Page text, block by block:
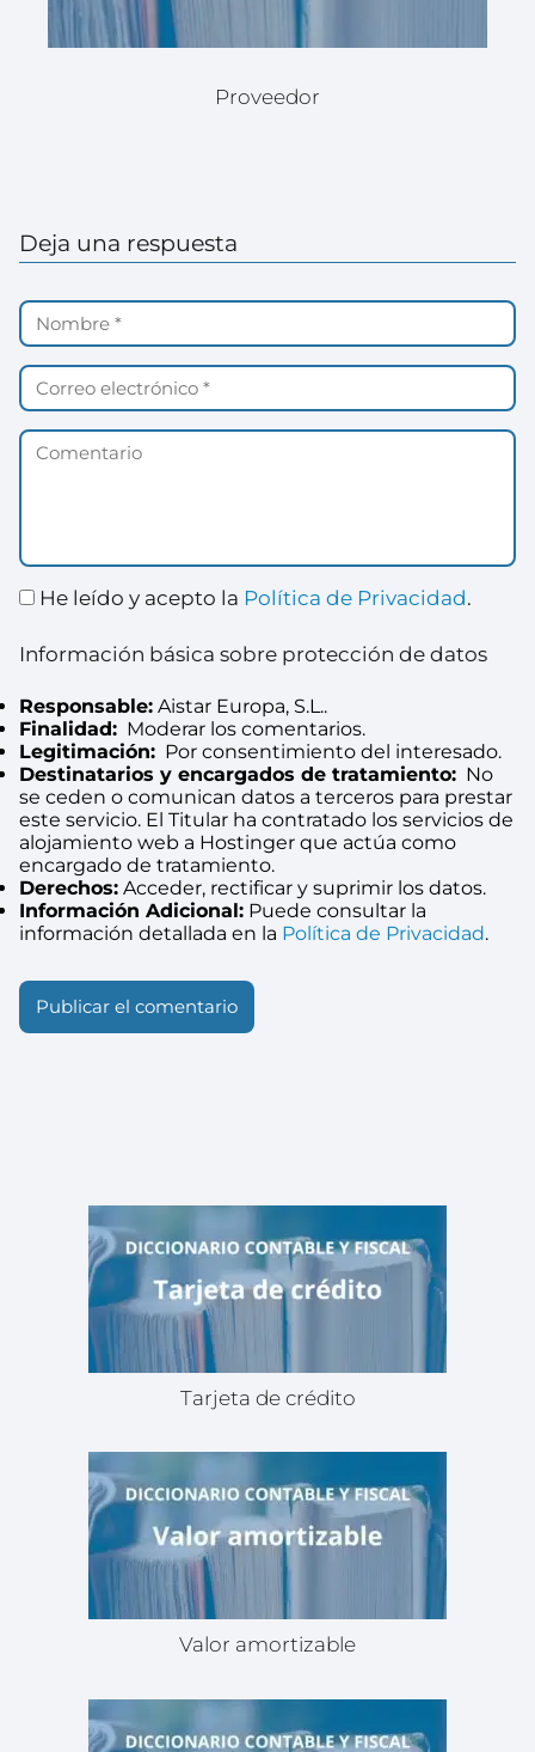
Proveedor
Deja una respuesta
He leído y acepto la Política de Privacidad.
Información básica sobre protección de datos
Responsable: Aistar Europa, S.L..
Finalidad: Moderar los comentarios.
Legitimación: Por consentimiento del interesado.
Destinatarios y encargados de tratamiento: No
se ceden o comunican datos a terceros para prestar
este servicio. El Titular ha contratado los servicios de
alojamiento web a Hostinger que actúa como
encargado de tratamiento.
Derechos: Acceder, rectificar y suprimir los datos.
Información Adicional: Puede consultar la
información detallada en la Política de Privacidad.
Tarjeta de crédito
Valor amortizable